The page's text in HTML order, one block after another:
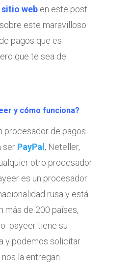
sitio weben este post
este maravilloso
pagos que es
que te sea de
y cómo funciona?
procesador de pagos
ser PayPal , Neteller,
otro procesador
es un procesador
rusa y está
más de 200 países,
payeer tiene su
y podemos solicitar
la entregan